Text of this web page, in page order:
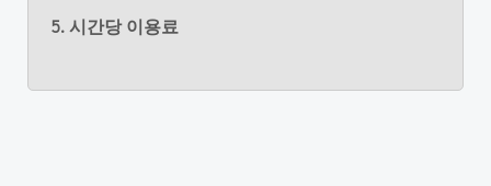
5. 시간당 이용료